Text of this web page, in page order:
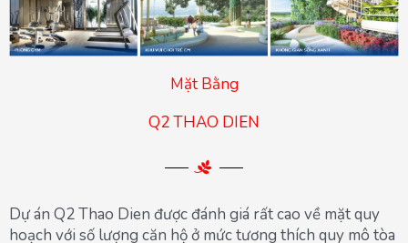
Mặt Bằng
Q2 THAO DIEN
Dự án Q2 Thao Dien được đánh giá rất cao về mặt quy
hoạch với số lượng căn hộ ở mức tương thích quy mô tòa